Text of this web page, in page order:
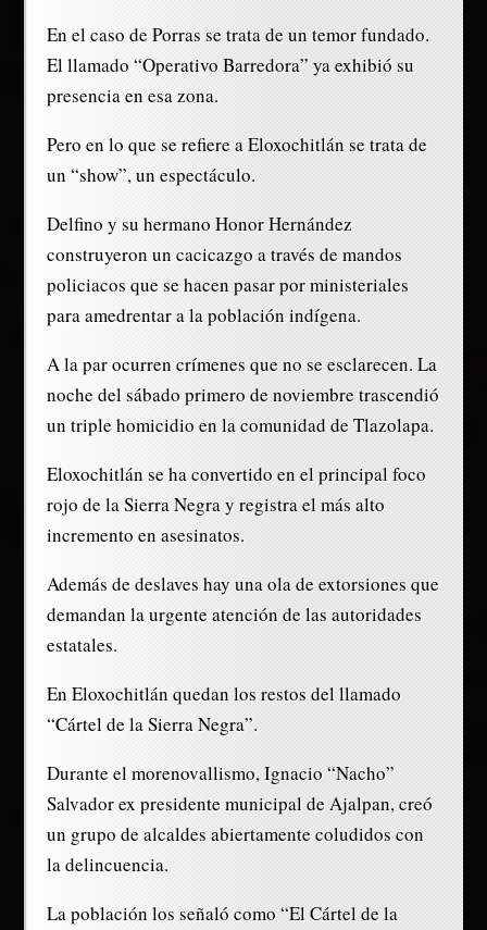
En el caso de Porras se trata de un temor fundado.
El llamado “Operativo Barredora” ya exhibió su
presencia en esa zona.
Pero en lo que se refiere a Eloxochitlán se trata de
un “show”, un espectáculo.
Delfino y su hermano Honor Hernández
construyeron un cacicazgo a través de mandos
policiacos que se hacen pasar por ministeriales
para amedrentar a la población indígena.
A la par ocurren crímenes que no se esclarecen. La
noche del sábado primero de noviembre trascendió
un triple homicidio en la comunidad de Tlazolapa.
Eloxochitlán se ha convertido en el principal foco
rojo de la Sierra Negra y registra el más alto
incremento en asesinatos.
Además de deslaves hay una ola de extorsiones que
demandan la urgente atención de las autoridades
estatales.
En Eloxochitlán quedan los restos del llamado
“Cártel de la Sierra Negra”.
Durante el morenovallismo, Ignacio “Nacho”
Salvador ex presidente municipal de Ajalpan, creó
un grupo de alcaldes abiertamente coludidos con
la delincuencia.
La población los señaló como “El Cártel de la